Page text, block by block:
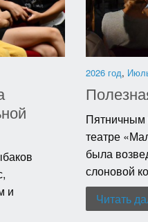
и
2026 год,
Пятничным
театре
была
слоновой
Читать